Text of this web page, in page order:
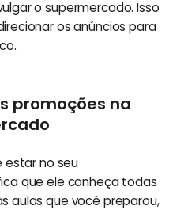
o supermercado. Isso
os anúncios para
promoções na
estar no seu
que ele conheça todas
aulas que você preparou,